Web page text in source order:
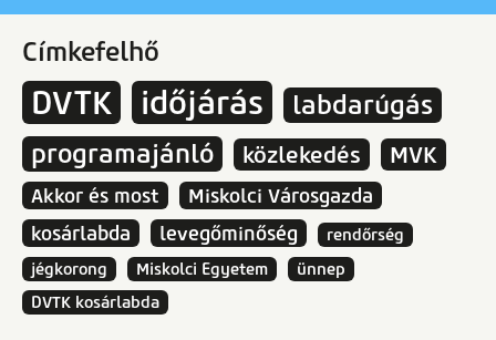
Címkefelhő
DVTK időjárás
labdarúgás
programajánló
közlekedés MVK
Akkor és most
Miskolci Városgazda
kosárlabda
levegőminőség
rendőrség
jégkorong
Miskolci Egyetem
ünnep
DVTK kosárlabda